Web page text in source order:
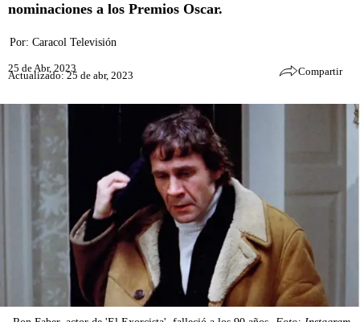
nominaciones a los Premios Oscar.
Por: Caracol Televisión
25 de Abr, 2023
Actualizado: 25 de abr, 2023 Compartir